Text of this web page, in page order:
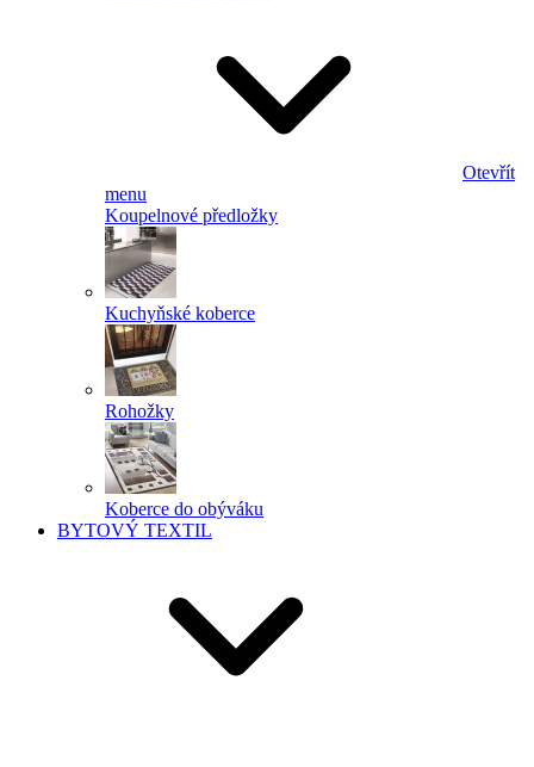
Otevřít
menu
Koupelnové předložky
Kuchyňské koberce
Rohožky
Koberce do obýváku
BYTOVÝ TEXTIL